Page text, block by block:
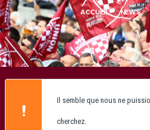
ACCUEIL NEWS
Il semble que nous ne
cherchez.